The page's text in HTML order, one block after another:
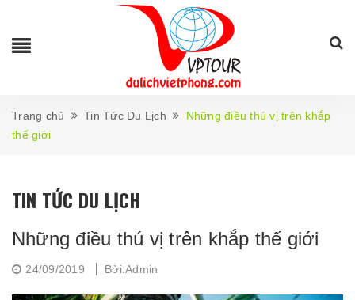
Trang chủ Tin Tức Du Lịch
Những điều thú vị trên khắp
thế giới
TIN TỨC DU LỊCH
Những điều thú vị trên khắp thế giới
24/09/2019 Bởi:Admin